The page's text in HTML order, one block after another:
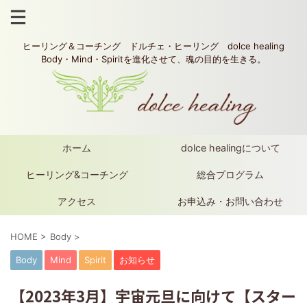
ヒーリング＆コーチング ドルチェ・ヒーリング dolce healing
Body・Mind・Spiritを進化させて、魂の目的を生きる。
ホーム dolce healingについて
ヒーリング&コーチング 総合プログラム
アクセス お申込み・お問い合わせ
HOME > Body >
Body Mind Spirit お知らせ
【2023年3月】宇宙元旦に向けて【スター